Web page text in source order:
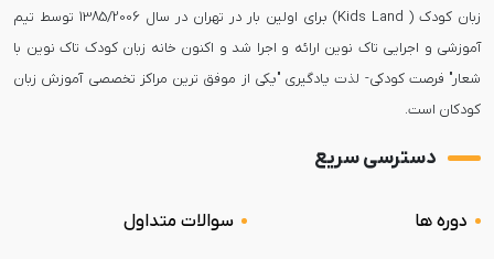
زبان کودک ( Kids Land) برای اولین بار در تهران در سال 1385/2006 توسط تیم
آموزشی و اجرایی تاک نوین ارائه و اجرا شد و اکنون خانه زبان کودک تاک نوین با
شعار" فرصت کودکی- لذت یادگیری "یکی از موفق ترین مراکز تخصصی آموزش زبان
کودکان است.
دسترسی سریع
دوره ها سوالات متداول